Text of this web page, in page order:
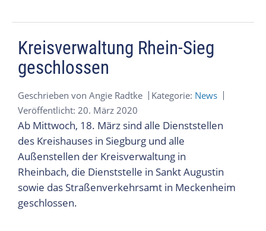
Kreisverwaltung Rhein-Sieg
geschlossen
Geschrieben von Angie Radtke Kategorie: News
Veröffentlicht: 20. März 2020
Ab Mittwoch, 18. März sind alle Dienststellen
des Kreishauses in Siegburg und alle
Außenstellen der Kreisverwaltung in
Rheinbach, die Dienststelle in Sankt Augustin
sowie das Straßenverkehrsamt in Meckenheim
geschlossen.